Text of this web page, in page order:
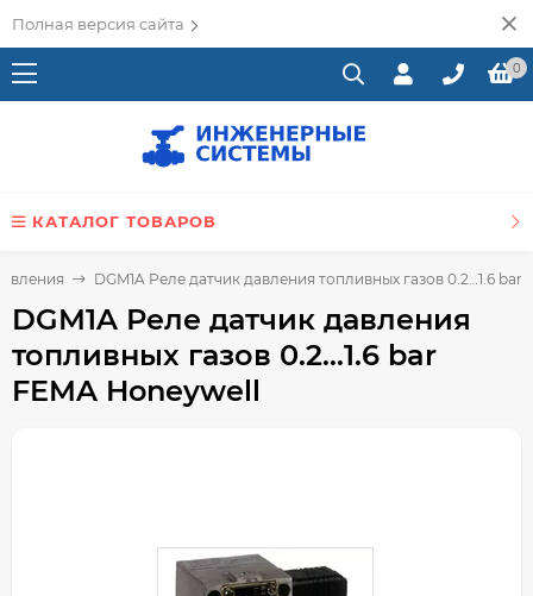
Полная версия сайта
0
КАТАЛОГ ТОВАРОВ
DGM1A Реле датчик давления топливных газов 0.2…1.6 bar
DGM1A Реле датчик давления
топливных газов 0.2…1.6 bar
FEMA Honeywell